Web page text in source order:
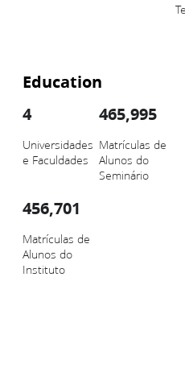
Education
4
Universidades
e Faculdades
465,995
Matrículas de
Alunos do
Seminário
456,701
Matrículas de
Alunos do
Instituto